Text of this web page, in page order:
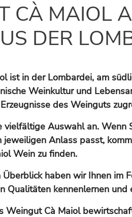
CÀ MAIOL
DER
ist in der Lombardei, am
Weinkultur und
des Weinguts
Auswahl an. Wenn
jeweiligen Anlass passt,
Wein zu finden.
Überblick haben wir Ihnen im
Qualitäten kennenlernen
Weingut Cà Maiol